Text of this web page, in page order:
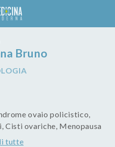
Bruno
ovaio policistico,
Cisti ovariche, Menopausa
tutte